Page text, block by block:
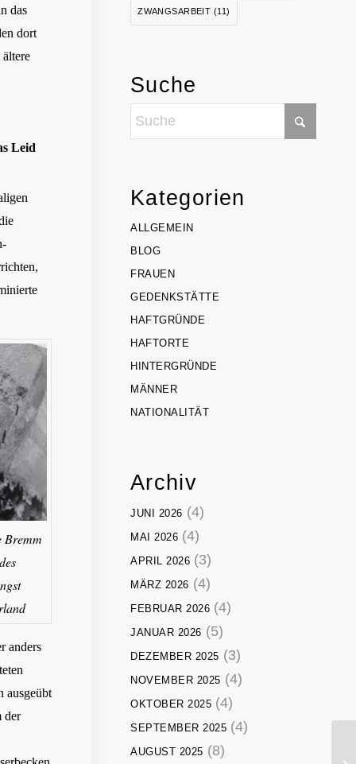
das
dort
Leid
Bremm
anders
ausgeübt
der
ZWANGSARBEIT (11)
Suche
Kategorien
ALLGEMEIN
BLOG
FRAUEN
GEDENKSTÄTTE
HAFTGRÜNDE
HAFTORTE
HINTERGRÜNDE
MÄNNER
NATIONALITÄT
Archiv
JUNI 2026 (4)
MAI 2026 (4)
APRIL 2026 (3)
MÄRZ 2026 (4)
FEBRUAR 2026 (4)
JANUAR 2026 (5)
DEZEMBER 2025 (3)
NOVEMBER 2025 (4)
OKTOBER 2025 (4)
SEPTEMBER 2025 (4)
AUGUST 2025 (8)